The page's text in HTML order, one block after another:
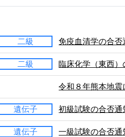
二級 免疫血清学の合否
二級 臨床化学（東西）
令和８年熊本地震
遺伝子 初級試験の合否通
遺伝子 一級試験の合否通